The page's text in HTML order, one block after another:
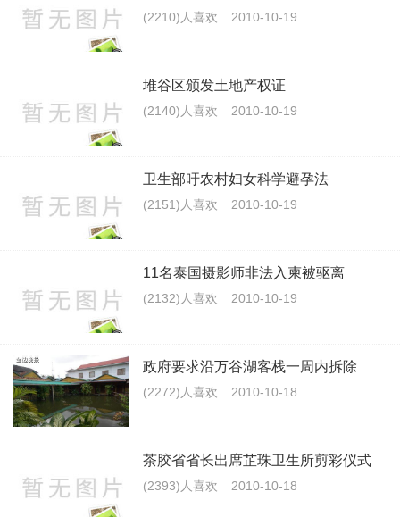
(2210)人喜欢 2010-10-19
堆谷区颁发土地产权证
(2140)人喜欢 2010-10-19
卫生部吁农村妇女科学避孕法
(2151)人喜欢 2010-10-19
11名泰国摄影师非法入柬被驱离
(2132)人喜欢 2010-10-19
政府要求沿万谷湖客栈一周内拆除
(2272)人喜欢 2010-10-18
茶胶省省长出席芷珠卫生所剪彩仪式
(2393)人喜欢 2010-10-18